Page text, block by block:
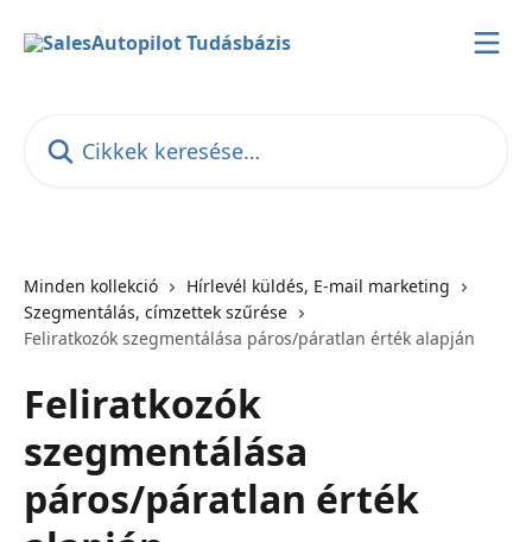
Minden kollekció
Hírlevél küldés, E-mail marketing
Szegmentálás, címzettek szűrése
Feliratkozók szegmentálása páros/páratlan érték alapján
Feliratkozók
szegmentálása
páros/páratlan érték